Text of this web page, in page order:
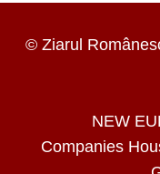
© Ziarul
NEW
Companies